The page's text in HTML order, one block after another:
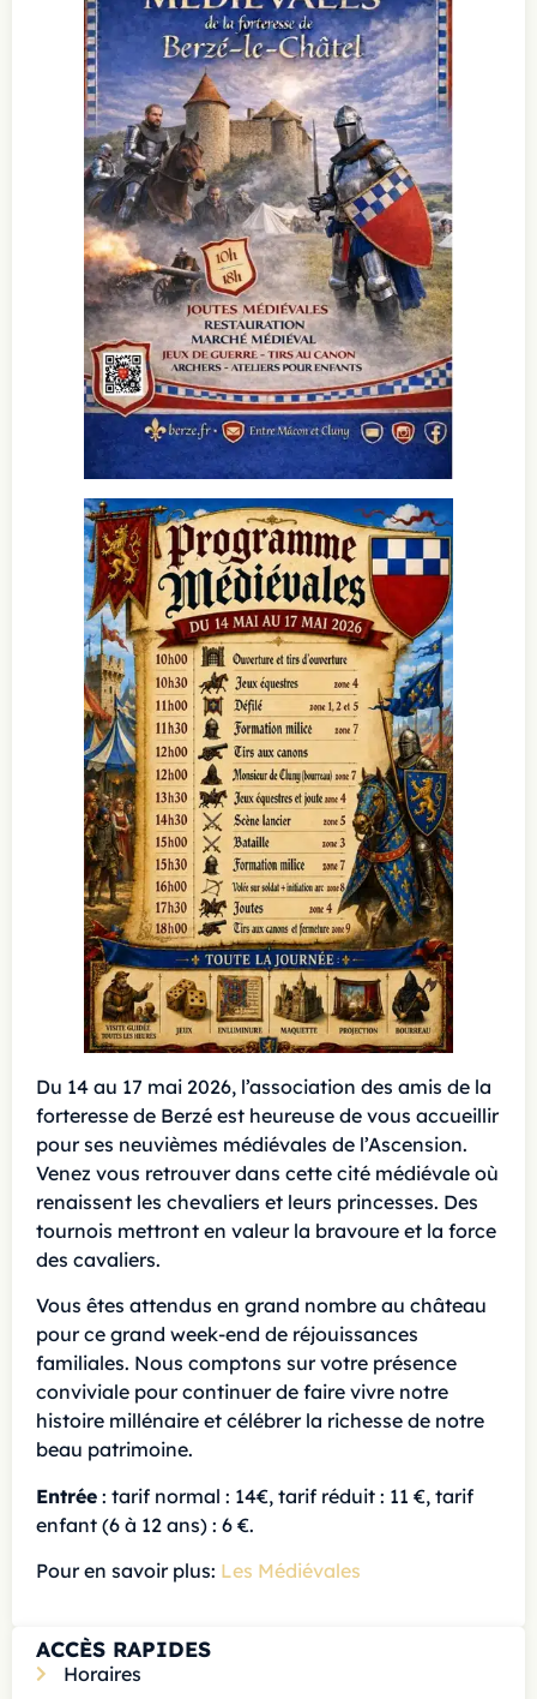
Du 14 au 17 mai 2026, l’association des amis de la
forteresse de Berzé est heureuse de vous accueillir
pour ses neuvièmes médiévales de l’Ascension.
Venez vous retrouver dans cette cité médiévale où
renaissent les chevaliers et leurs princesses. Des
tournois mettront en valeur la bravoure et la force
des cavaliers.
Vous êtes attendus en grand nombre au château
pour ce grand week-end de réjouissances
familiales. Nous comptons sur votre présence
conviviale pour continuer de faire vivre notre
histoire millénaire et célébrer la richesse de notre
beau patrimoine.
Entrée : tarif normal : 14€, tarif réduit : 11 €, tarif
enfant (6 à 12 ans) : 6 €.
Pour en savoir plus: Les Médiévales
ACCÈS RAPIDES
Horaires